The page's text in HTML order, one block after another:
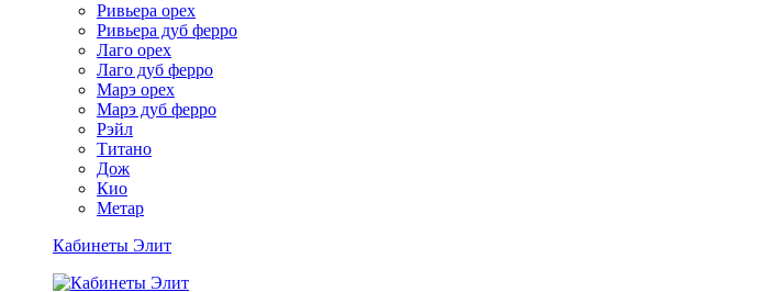
Ривьера орех
Ривьера дуб ферро
Лаго орех
Лаго дуб ферро
Марэ орех
Марэ дуб ферро
Рэйл
Титано
Дож
Кио
Метар
Кабинеты Элит